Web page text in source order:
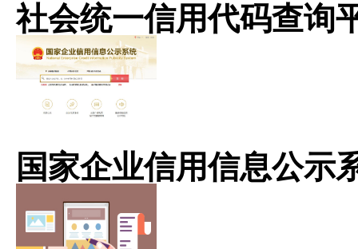
社会统一信用代码查询
国家企业信用信息公示